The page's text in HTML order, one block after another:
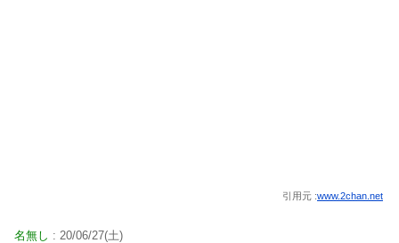
引用元 :www.2chan.net
名無し : 20/06/27(土)